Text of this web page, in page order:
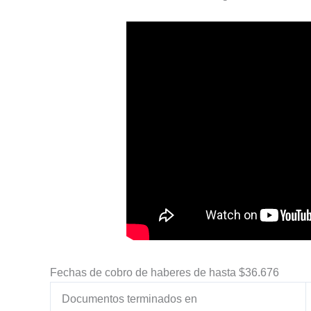
Fechas de cobro de haberes de hasta $36.676
Documentos terminados en